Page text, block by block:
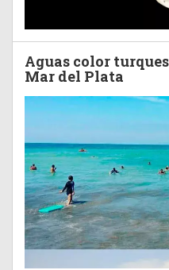
Aguas color
Mar del Plata